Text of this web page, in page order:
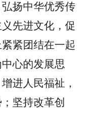
扬中华优秀传
先进文化，促
紧团结在一起
心的发展思
进人民福祉，
坚持改革创